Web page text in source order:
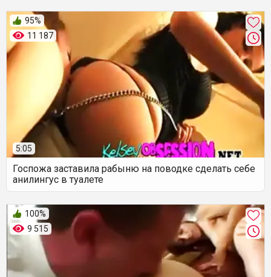
11 187
95%
5:05
Госпожа заставила рабыню на поводке сделать себе
анилингус в туалете
9 515
100%